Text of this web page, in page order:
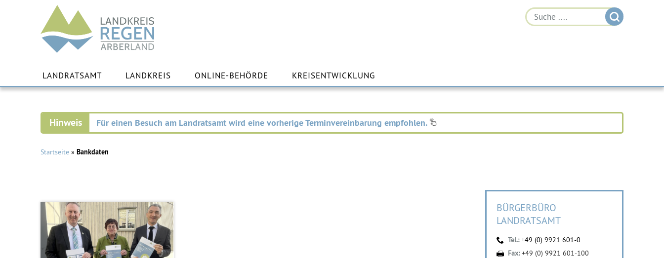
Landkreis
Regen
Inhalt
springen
LANDRATSAMT LANDKREIS ONLINE-BEHÖRDE KREISENTWICKLUNG
Für einen Besuch am Landratsamt wird eine vorherige Terminvereinbarung empfohlen.
Startseite » Bankdaten
BÜRGERBÜRO
LANDRATSAMT
Tel.:+49 (0) 9921 601-0
Fax:+49 (0) 9921 601-100